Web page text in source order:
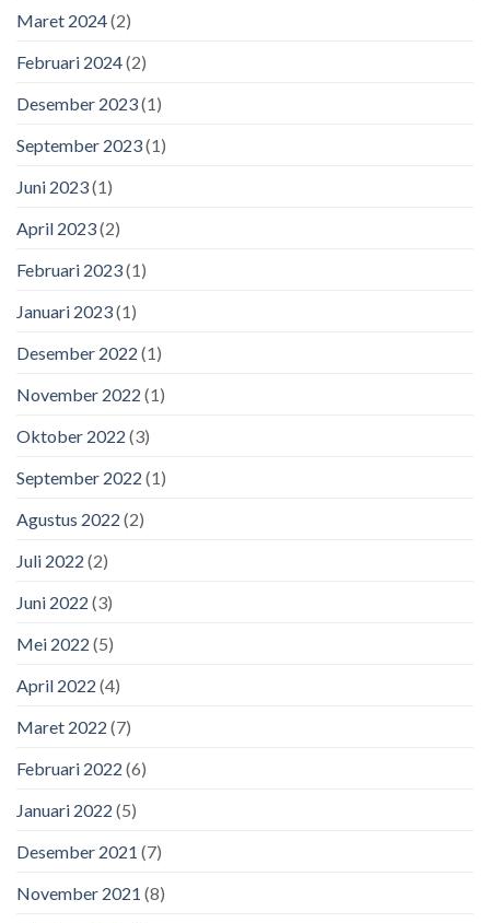
Maret 2024(2)
Februari 2024(2)
Desember 2023(1)
September 2023(1)
Juni 2023(1)
April 2023(2)
Februari 2023(1)
Januari 2023(1)
Desember 2022 (1)
November 2022 (1)
Oktober 2022 (3)
September 2022 (1)
Agustus 2022 (2)
Juli 2022 (2)
Juni 2022 (3)
Mei 2022 (5)
April 2022 (4)
Maret 2022 (7)
Februari 2022 (6)
Januari 2022 (5)
Desember 2021 (7)
November 2021 (8)